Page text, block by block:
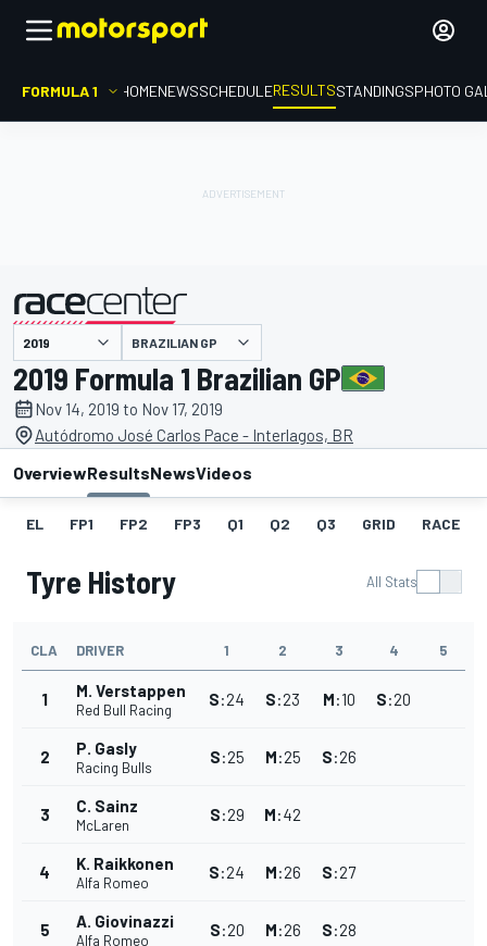
FORMULA 1 HOMENEWSSCHEDULERESULTSSTANDINGSPHOTO
presented by BRAZILIAN GP
2019 Formula 1 Brazilian GP
Nov 14, 2019 to Nov 17, 2019
Autódromo José Carlos Pace - Interlagos, BR
OverviewResultsNewsVideos
EL FP1 FP2 FP3 Q1 Q2 Q3 GRID RACE
Tyre History All Stats
CLA DRIVER 1 2 3 4 5
1 M. Verstappen
Red Bull Racing
S:24 S:23 M:10 S:20
2 P. Gasly
Racing Bulls
S:25 M:25 S:26
3 C. Sainz
McLaren
S:29 M:42
4 K. Raikkonen
Alfa Romeo
S:24 M:26 S:27
5 A. Giovinazzi
Alfa Romeo
S:20 M:26 S:28